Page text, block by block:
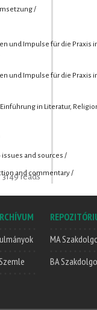
/
und Impulse für die Praxis
und Impulse für die Praxis
in Literatur,
and sources /
and commentary /
3149 reads
MA
BA